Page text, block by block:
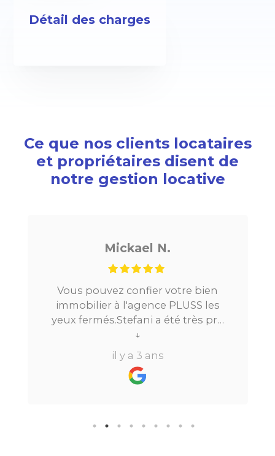
Détail des charges
Ce que nos clients locataires
et propriétaires disent de
notre gestion locative
Mickael N.
Vous pouvez confier votre bien
immobilier à l'agence PLUSS les
yeux fermés.Stefani a été très pro
tout au long du processus.Très
réactive, elle a su répondre à
toutes mes questions en moins de
24h par email ou par
supplémentaire est très bien
↓
il y a 3 ans